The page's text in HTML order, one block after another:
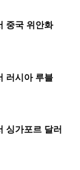
중국 위안화
러시아 루블
가포르 달러